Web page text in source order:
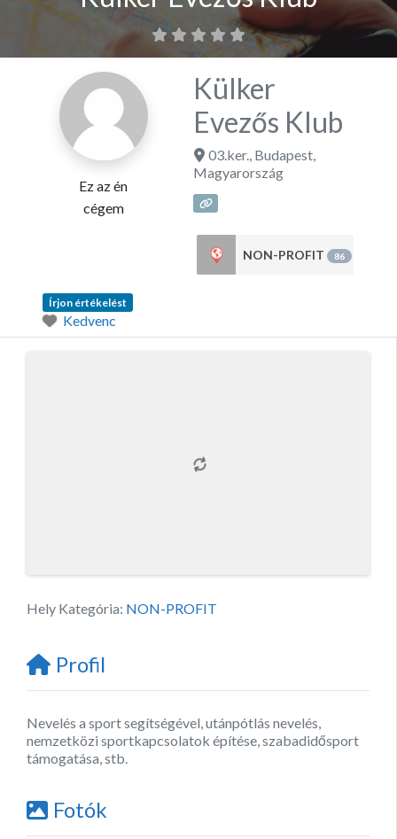
Ez az én
cégem
Külker
Evezős Klub
03.ker., Budapest,
Magyarország
NON-PROFIT 86
Írjon értékelést
Kedvenc
Hely Kategória: NON-PROFIT
Profil
Nevelés a sport segítségével, utánpótlás nevelés,
nemzetközi sportkapcsolatok építése, szabadidősport
támogatása, stb.
Fotók